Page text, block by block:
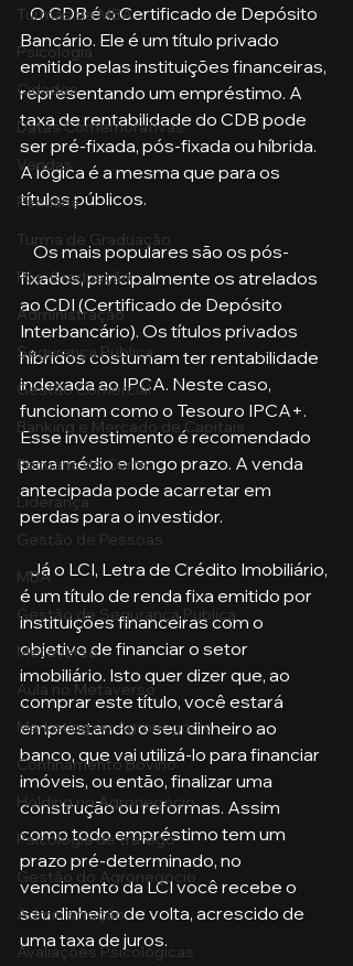
Turmas de MBA
Psicologia
Cidades
Datas Comemorativas
Vendas
Pecuária
Turma de Graduação
Pós-Graduação
Administração
Segurança Publica
Gestão Comercial
Banking e Mercado de Capitais
Pecuária de Corte
Liderança
Gestão de Pessoas
MBA
Gestão de Segurança Publica
Metaverso
Aula no Metaverso
Marketing no Agronegócio
Confinamento Bovino
Holding no Agronegócio
Psicologia de tráfego
Gestão do Agronegócio
Administração
Avaliações Psicológicas
   O CDB é o Certificado de Depósito
Bancário. Ele é um título privado
emitido pelas instituições financeiras,
representando um empréstimo. A
taxa de rentabilidade do CDB pode
ser pré-fixada, pós-fixada ou híbrida.
A lógica é a mesma que para os
títulos públicos.
    Os mais populares são os pós-
fixados, principalmente os atrelados
ao CDI (Certificado de Depósito
Interbancário). Os títulos privados
híbridos costumam ter rentabilidade
indexada ao IPCA. Neste caso,
funcionam como o Tesouro IPCA+.
Esse investimento é recomendado
para médio e longo prazo. A venda
antecipada pode acarretar em
perdas para o investidor.
   Já o LCI, Letra de Crédito Imobiliário,
é um título de renda fixa emitido por
instituições financeiras com o
objetivo de financiar o setor
imobiliário. Isto quer dizer que, ao
comprar este título, você estará
emprestando o seu dinheiro ao
banco, que vai utilizá-lo para financiar
imóveis, ou então, finalizar uma
construção ou reformas. Assim
como todo empréstimo tem um
prazo pré-determinado, no
vencimento da LCI você recebe o
seu dinheiro de volta, acrescido de
uma taxa de juros.